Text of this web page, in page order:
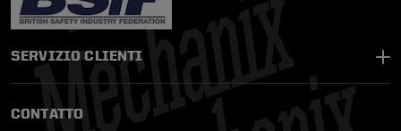
SERVIZIO CLIENTI
CONTATTO